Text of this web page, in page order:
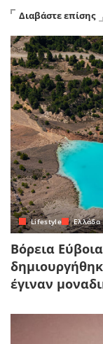
Διαβάστε επίσης
Lifestyle Ελλάδα
Βόρεια
έγιναν